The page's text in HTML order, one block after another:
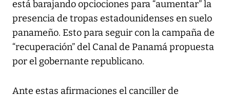
está barajando opciociones para “aumentar” la
presencia de tropas estadounidenses en suelo
panameño. Esto para seguir con la campaña de
“recuperación” del Canal de Panamá propuesta
por el gobernante republicano.
Ante estas afirmaciones el canciller de